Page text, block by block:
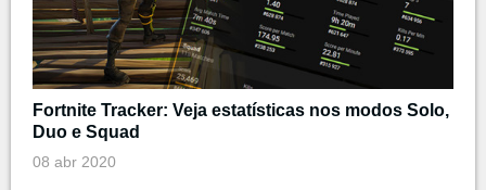
Fortnite Tracker: Veja estatísticas nos modos Solo,
Duo e Squad
08 abr 2020